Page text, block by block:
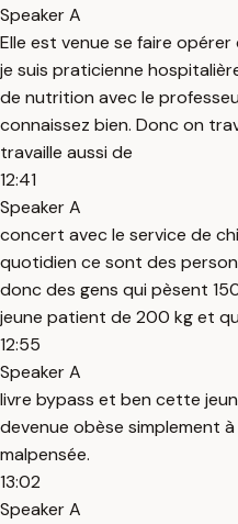
Speaker A
Elle est venue se faire
je suis praticienne
de nutrition avec le
connaissez bien. Donc on
travaille aussi de
12:41
Speaker A
concert avec le service de
quotidien ce sont des
donc des gens qui pèsent
jeune patient de 200 kg et
12:55
Speaker A
livre bypass et ben cette
devenue obèse simplement
malpensée.
13:02
Speaker A